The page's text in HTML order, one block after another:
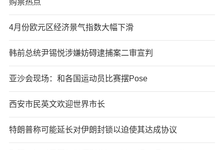
4月份欧元区经济景气指数大幅下滑
韩前总统尹锡悦涉嫌妨碍逮捕案二审宣判
亚沙会现场：和各国运动员比赛摆Pose
西安市民英文欢迎世界市长
特朗普称可能延长对伊朗封锁以迫使其达成协议